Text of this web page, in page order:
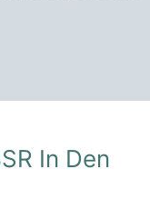
In Den